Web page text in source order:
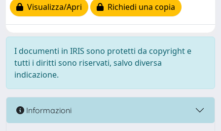
Visualizza/Apri
Richiedi una copia
I documenti in IRIS sono protetti da copyright e
tutti i diritti sono riservati, salvo diversa
indicazione.
Informazioni